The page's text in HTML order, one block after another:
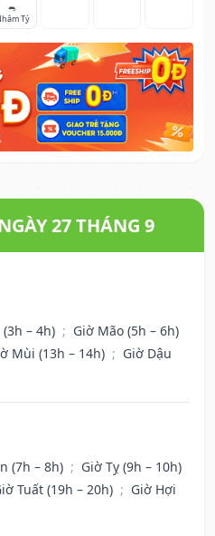
🐀
Tý
27 THÁNG 9
– 4h) ; Giờ Mão (5h – 6h)
Mùi (13h – 14h) ; Giờ Dậu
(7h – 8h) ; Giờ Tỵ (9h – 10h)
Tuất (19h – 20h) ; Giờ Hợi